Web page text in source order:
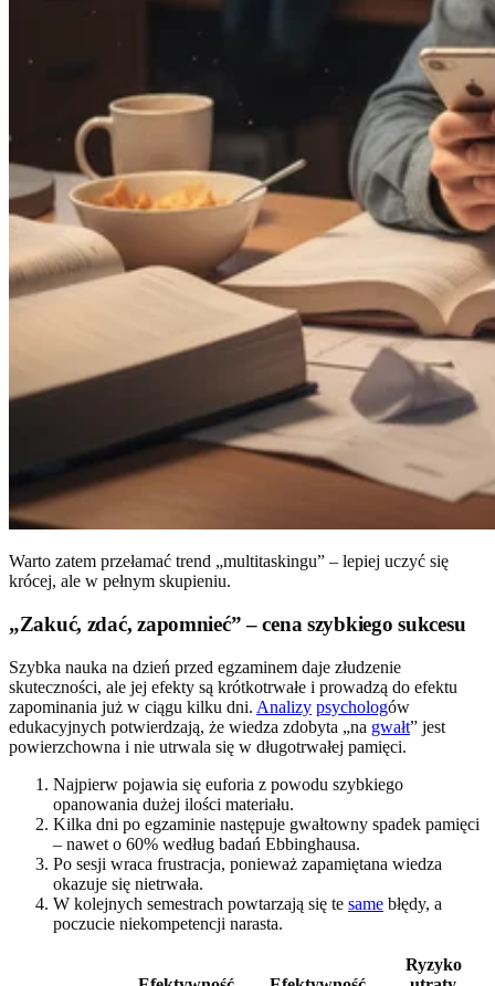
Warto zatem przełamać trend „multitaskingu” – lepiej uczyć się
krócej, ale w pełnym skupieniu.
„Zakuć, zdać, zapomnieć” – cena szybkiego sukcesu
Szybka nauka na dzień przed egzaminem daje złudzenie
skuteczności, ale jej efekty są krótkotrwałe i prowadzą do efektu
zapominania już w ciągu kilku dni. Analizy psychologów
edukacyjnych potwierdzają, że wiedza zdobyta „na gwałt” jest
powierzchowna i nie utrwala się w długotrwałej pamięci.
Najpierw pojawia się euforia z powodu szybkiego
opanowania dużej ilości materiału.
Kilka dni po egzaminie następuje gwałtowny spadek pamięci
– nawet o 60% według badań Ebbinghausa.
Po sesji wraca frustracja, ponieważ zapamiętana wiedza
okazuje się nietrwała.
W kolejnych semestrach powtarzają się te same błędy, a
poczucie niekompetencji narasta.
Ryzyko